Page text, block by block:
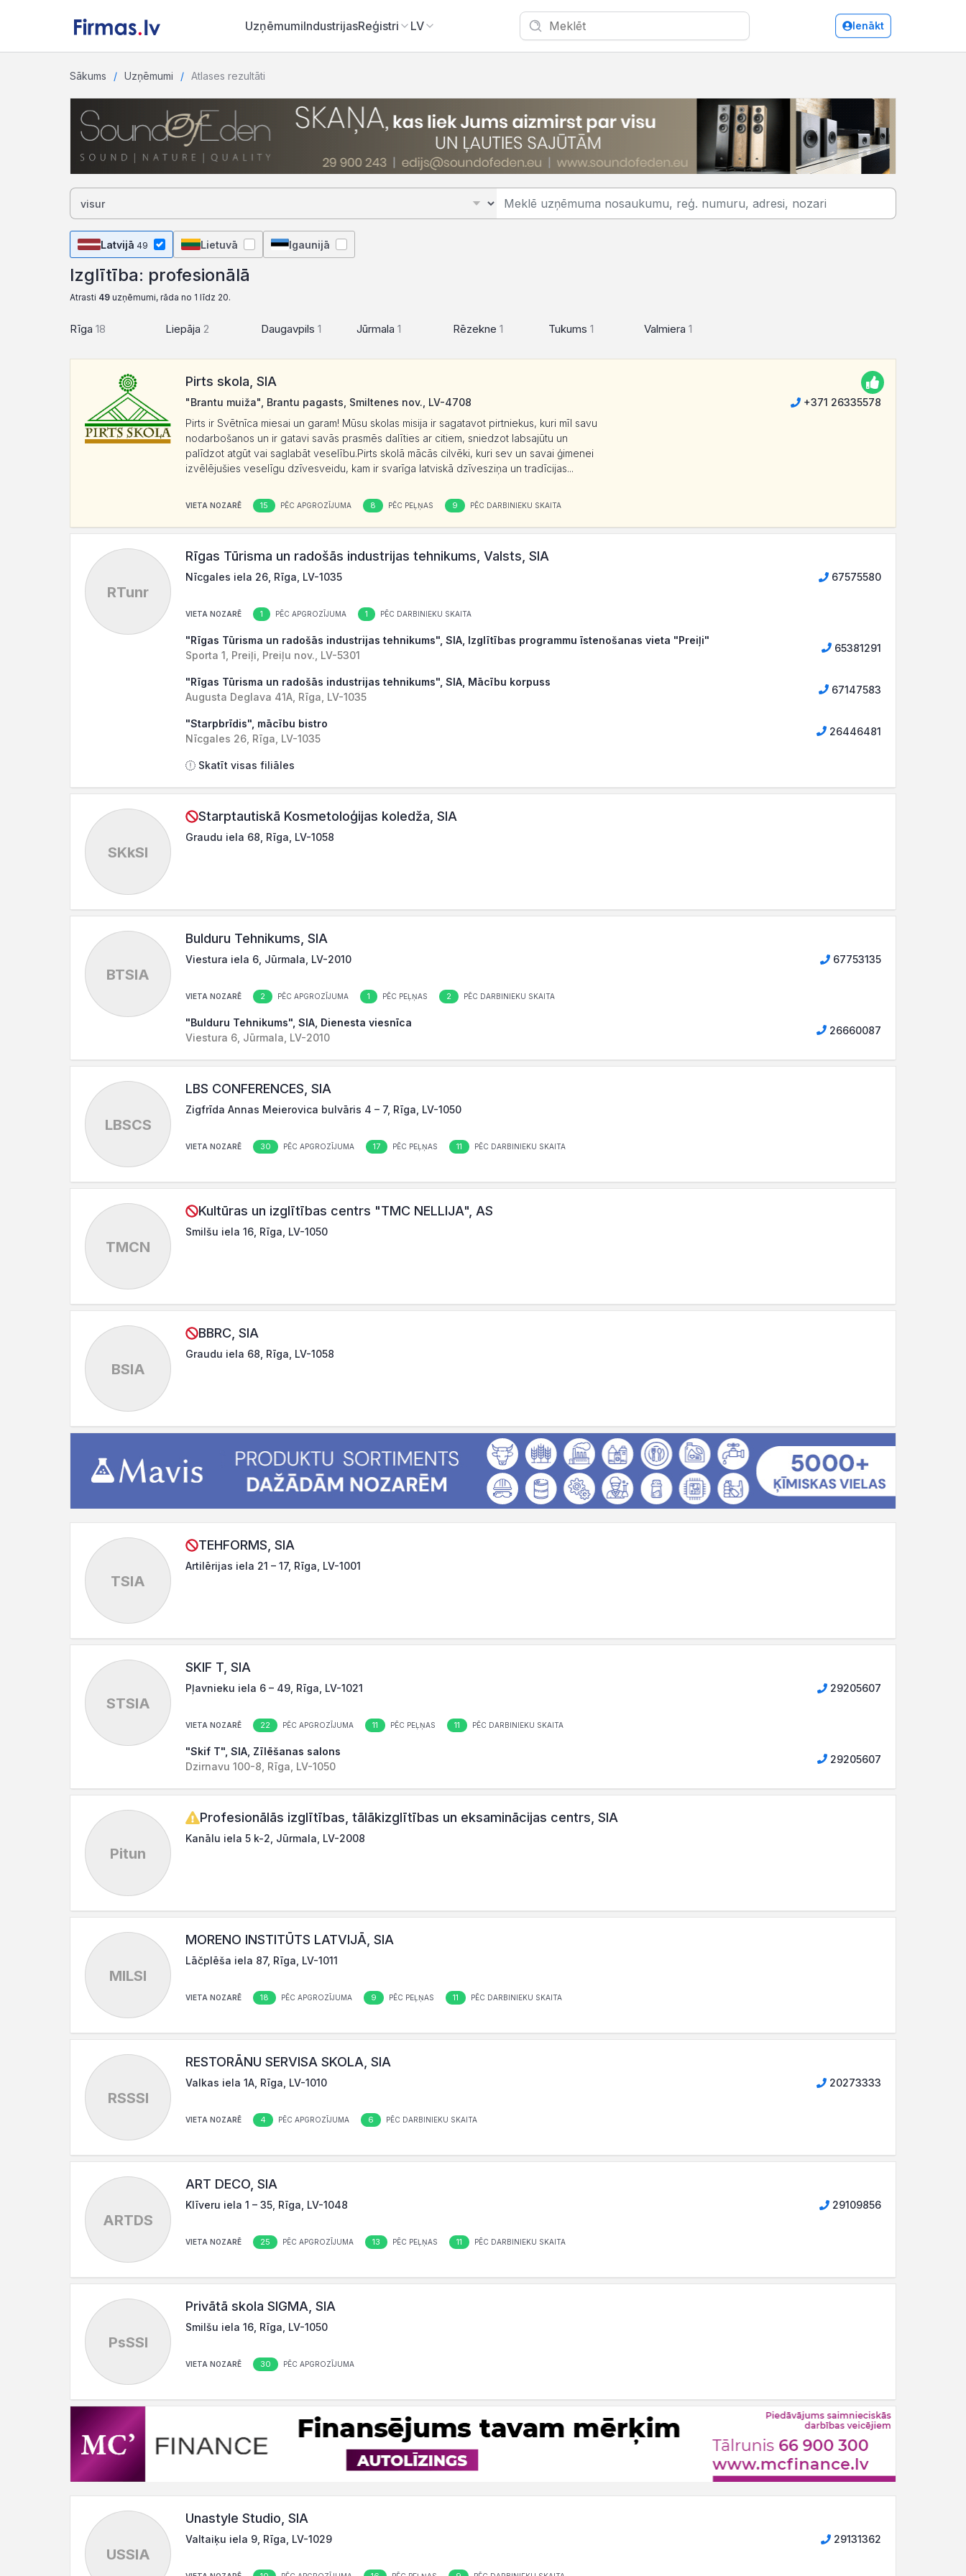
UzņēmumiIndustrijasReģistri LV Ienākt
Sākums Uzņēmumi Atlases rezultāti
Izglītība: profesionālā
Latvijā 49 Lietuvā Igaunijā
Izglītība: profesionālā
Atrasti 49 uzņēmumi, rāda no 1 līdz 20.
Rīga 18 Liepāja2 Daugavpils1 Jūrmala1 Rēzekne 1 Tukums 1 Valmiera 1
Pirts skola, SIA
"Brantu muiža", Brantu pagasts, Smiltenes nov., LV-4708
+371 26335578
Pirts ir Svētnīca miesai un garam! Mūsu skolas misija ir sagatavot pirtniekus, kuri mīl savu
nodarbošanos un ir gatavi savās prasmēs dalīties ar citiem, sniedzot labsajūtu un
palīdzot atgūt vai saglabāt veselību.Pirts skolā mācās cilvēki, kuri sev un savai ģimenei
izvēlējušies veselīgu dzīvesveidu, kam ir svarīga latviskā dzīvesziņa un tradīcijas...
VIETA NOZARĒ 15 PĒC APGROZĪJUMA 8 PĒC PEĻŅAS 9 PĒC DARBINIEKU SKAITA
RTunr
Rīgas Tūrisma un radošās industrijas tehnikums, Valsts, SIA
Nīcgales iela 26, Rīga, LV-1035 67575580
VIETA NOZARĒ 1 PĒC APGROZĪJUMA 1 PĒC DARBINIEKU SKAITA
"Rīgas Tūrisma un radošās industrijas tehnikums", SIA, Izglītības programmu īstenošanas vieta "Preiļi"
Sporta 1, Preiļi, Preiļu nov., LV-5301
65381291
"Rīgas Tūrisma un radošās industrijas tehnikums", SIA, Mācību korpuss
Augusta Deglava 41A, Rīga, LV-1035
67147583
"Starpbrīdis", mācību bistro
Nīcgales 26, Rīga, LV-1035
26446481
Skatīt visas filiāles
SKkSI
Starptautiskā Kosmetoloģijas koledža, SIA
Graudu iela 68, Rīga, LV-1058
BTSIA
Bulduru Tehnikums, SIA
Viestura iela 6, Jūrmala, LV-2010 67753135
VIETA NOZARĒ 2 PĒC APGROZĪJUMA 1 PĒC PEĻŅAS 2 PĒC DARBINIEKU SKAITA
"Bulduru Tehnikums", SIA, Dienesta viesnīca
Viestura 6, Jūrmala, LV-2010
26660087
LBSCS
LBS CONFERENCES, SIA
Zigfrīda Annas Meierovica bulvāris 4 – 7, Rīga, LV-1050
VIETA NOZARĒ 30 PĒC APGROZĪJUMA 17 PĒC PEĻŅAS 11 PĒC DARBINIEKU SKAITA
TMCN
Kultūras un izglītības centrs "TMC NELLIJA", AS
Smilšu iela 16, Rīga, LV-1050
BSIA
BBRC, SIA
Graudu iela 68, Rīga, LV-1058
TSIA
TEHFORMS, SIA
Artilērijas iela 21 – 17, Rīga, LV-1001
STSIA
SKIF T, SIA
Pļavnieku iela 6 – 49, Rīga, LV-1021 29205607
VIETA NOZARĒ 22 PĒC APGROZĪJUMA 11 PĒC PEĻŅAS 11 PĒC DARBINIEKU SKAITA
"Skif T", SIA, Zīlēšanas salons
Dzirnavu 100-8, Rīga, LV-1050
29205607
Pitun
Profesionālās izglītības, tālākizglītības un eksaminācijas centrs, SIA
Kanālu iela 5 k-2, Jūrmala, LV-2008
MILSI
MORENO INSTITŪTS LATVIJĀ, SIA
Lāčplēša iela 87, Rīga, LV-1011
VIETA NOZARĒ 18 PĒC APGROZĪJUMA 9 PĒC PEĻŅAS 11 PĒC DARBINIEKU SKAITA
RSSSI
RESTORĀNU SERVISA SKOLA, SIA
Valkas iela 1A, Rīga, LV-1010 20273333
VIETA NOZARĒ 4 PĒC APGROZĪJUMA 6 PĒC DARBINIEKU SKAITA
ARTDS
ART DECO, SIA
Klīveru iela 1 – 35, Rīga, LV-1048 29109856
VIETA NOZARĒ 25 PĒC APGROZĪJUMA 13 PĒC PEĻŅAS 11 PĒC DARBINIEKU SKAITA
PsSSI
Privātā skola SIGMA, SIA
Smilšu iela 16, Rīga, LV-1050
VIETA NOZARĒ 30 PĒC APGROZĪJUMA
USSIA
Unastyle Studio, SIA
Valtaiķu iela 9, Rīga, LV-1029 29131362